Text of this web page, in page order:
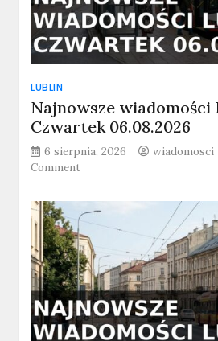
LUBLIN
Najnowsze wiadomości
Czwartek 06.08.2026
6 sierpnia, 2026 wiadomosci
Commenton
wiadomości
Lublin
–
Czwartek
06.08.2026